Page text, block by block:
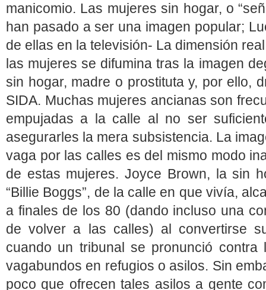
manicomio. Las mujeres sin hogar, o
han pasado a ser una imagen popular;
de ellas en la televisión‑ La dimensión
las mujeres se difumina tras la imagen
sin hogar, madre o prostituta y, por ello,
SIDA. Muchas mujeres ancianas son
empujadas a la calle al no ser
asegurarles la mera subsistencia. La
vaga por las calles es del mismo modo
de estas mujeres. Joyce Brown, la sin
“Billie Boggs”, de la calle en que vivía,
a finales de los 80 (dando incluso una
de volver a las calles) al convertirse
cuando un tribunal se pronunció
vagabundos en refugios o asilos. Sin
poco que ofrecen tales asilos a gente